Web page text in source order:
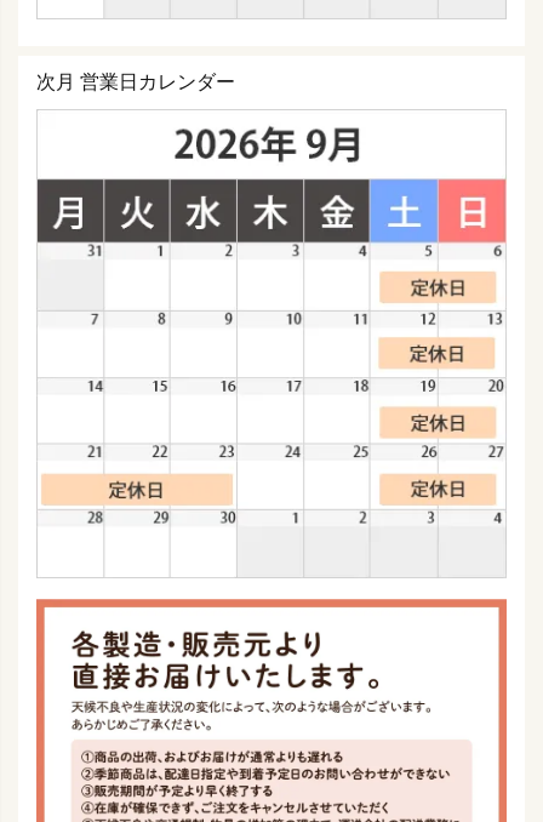
次月 営業日カレンダー